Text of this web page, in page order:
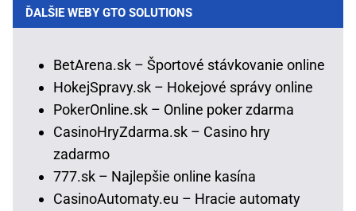
ĎALŠIE WEBY GTO SOLUTIONS
BetArena.sk – Športové stávkovanie online
HokejSpravy.sk – Hokejové správy online
PokerOnline.sk – Online poker zdarma
CasinoHryZdarma.sk – Casino hry
zadarmo
777.sk – Najlepšie online kasína
CasinoAutomaty.eu – Hracie automaty